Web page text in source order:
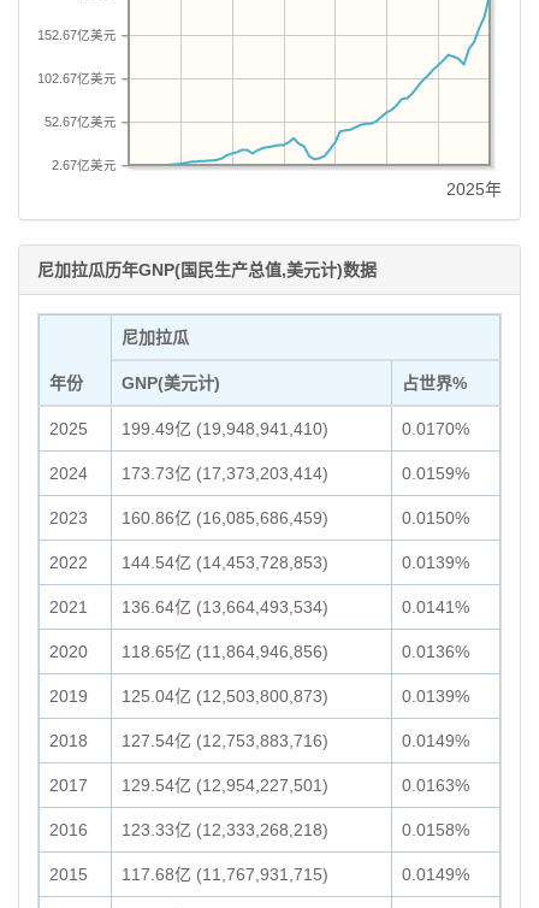
2.67亿美元
52.67亿美元
102.67亿美元
152.67亿美元
2025年
尼加拉瓜历年GNP(国民生产总值,美元计)数据
年份
尼加拉瓜
GNP(美元计) 占世界%
2025 199.49亿 (19,948,941,410) 0.0170%
2024 173.73亿 (17,373,203,414) 0.0159%
2023 160.86亿 (16,085,686,459) 0.0150%
2022 144.54亿 (14,453,728,853) 0.0139%
2021 136.64亿 (13,664,493,534) 0.0141%
2020 118.65亿 (11,864,946,856) 0.0136%
2019 125.04亿 (12,503,800,873) 0.0139%
2018 127.54亿 (12,753,883,716) 0.0149%
2017 129.54亿 (12,954,227,501) 0.0163%
2016 123.33亿 (12,333,268,218) 0.0158%
2015 117.68亿 (11,767,931,715) 0.0149%